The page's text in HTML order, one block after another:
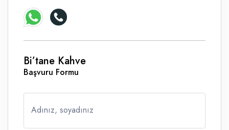
Bi’tane Kahve
Başvuru Formu
Adınız, soyadınız